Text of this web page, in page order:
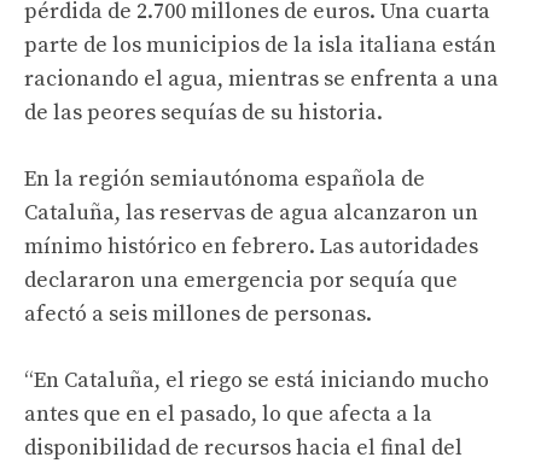
pérdida de 2.700 millones de euros. Una cuarta
parte de los municipios de la isla italiana están
racionando el agua, mientras se enfrenta a una
de las peores sequías de su historia.
En la región semiautónoma española de
Cataluña, las reservas de agua alcanzaron un
mínimo histórico en febrero. Las autoridades
declararon una emergencia por sequía que
afectó a seis millones de personas.
“En Cataluña, el riego se está iniciando mucho
antes que en el pasado, lo que afecta a la
disponibilidad de recursos hacia el final del